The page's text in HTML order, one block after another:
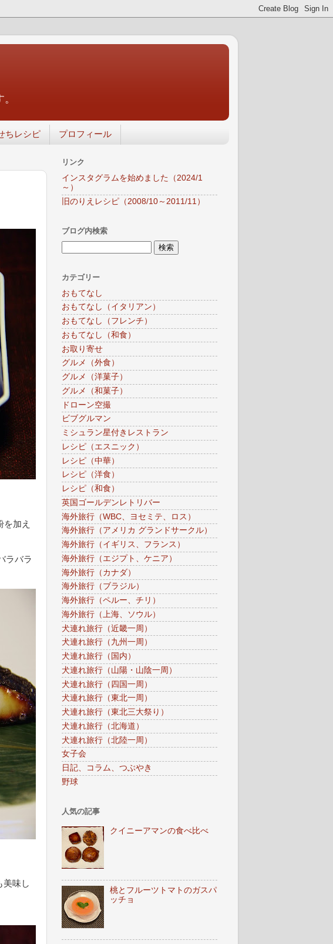
ちレシピ プロフィール
を加え
ラバラ
美味し
リンク
インスタグラムを始めました（2024/1
～）
旧のりえレシピ（2008/10～2011/11）
ブログ内検索
カテゴリー
おもてなし
おもてなし（イタリアン）
おもてなし（フレンチ）
おもてなし（和食）
お取り寄せ
グルメ（外食）
グルメ（洋菓子）
グルメ（和菓子）
ドローン空撮
ビブグルマン
ミシュラン星付きレストラン
レシピ（エスニック）
レシピ（中華）
レシピ（洋食）
レシピ（和食）
英国ゴールデンレトリバー
海外旅行（WBC、ヨセミテ、ロス）
海外旅行（アメリカ グランドサークル）
海外旅行（イギリス、フランス）
海外旅行（エジプト、ケニア）
海外旅行（カナダ）
海外旅行（ブラジル）
海外旅行（ペルー、チリ）
海外旅行（上海、ソウル）
犬連れ旅行（近畿一周）
犬連れ旅行（九州一周）
犬連れ旅行（国内）
犬連れ旅行（山陽・山陰一周）
犬連れ旅行（四国一周）
犬連れ旅行（東北一周）
犬連れ旅行（東北三大祭り）
犬連れ旅行（北海道）
犬連れ旅行（北陸一周）
女子会
日記、コラム、つぶやき
野球
人気の記事
クイニーアマンの食べ比べ
桃とフルーツトマトのガスパ
ッチョ